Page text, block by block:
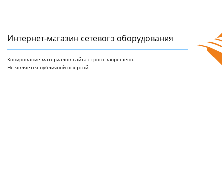
Интернет-магазин сетeвого оборудования
Копирование материалов сайта строго запрещено.
Не является публичной офертой.